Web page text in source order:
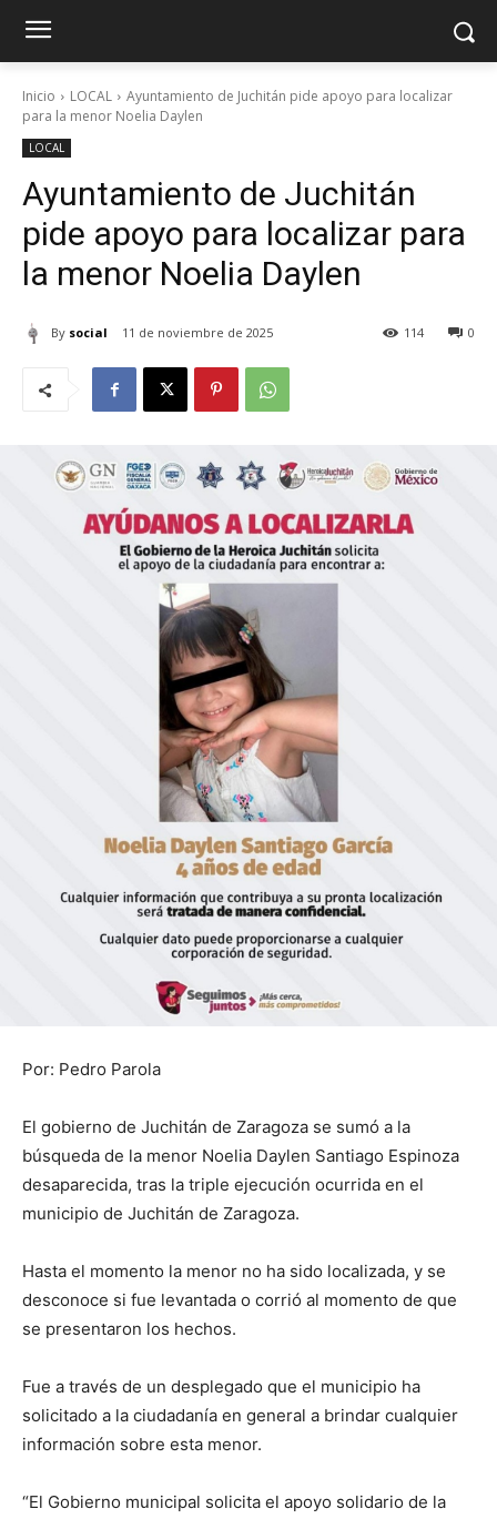
Inicio LOCAL
Ayuntamiento de Juchitán pide apoyo para localizar
para la menor Noelia Daylen
LOCAL
Ayuntamiento de Juchitán
pide apoyo para localizar para
la menor Noelia Daylen
By social 11 de noviembre de 2025 0
114
Por: Pedro Parola
El gobierno de Juchitán de Zaragoza se sumó a la
búsqueda de la menor Noelia Daylen Santiago Espinoza
desaparecida, tras la triple ejecución ocurrida en el
municipio de Juchitán de Zaragoza.
Hasta el momento la menor no ha sido localizada, y se
desconoce si fue levantada o corrió al momento de que
se presentaron los hechos.
Fue a través de un desplegado que el municipio ha
solicitado a la ciudadanía en general a brindar cualquier
información sobre esta menor.
“El Gobierno municipal solicita el apoyo solidario de la